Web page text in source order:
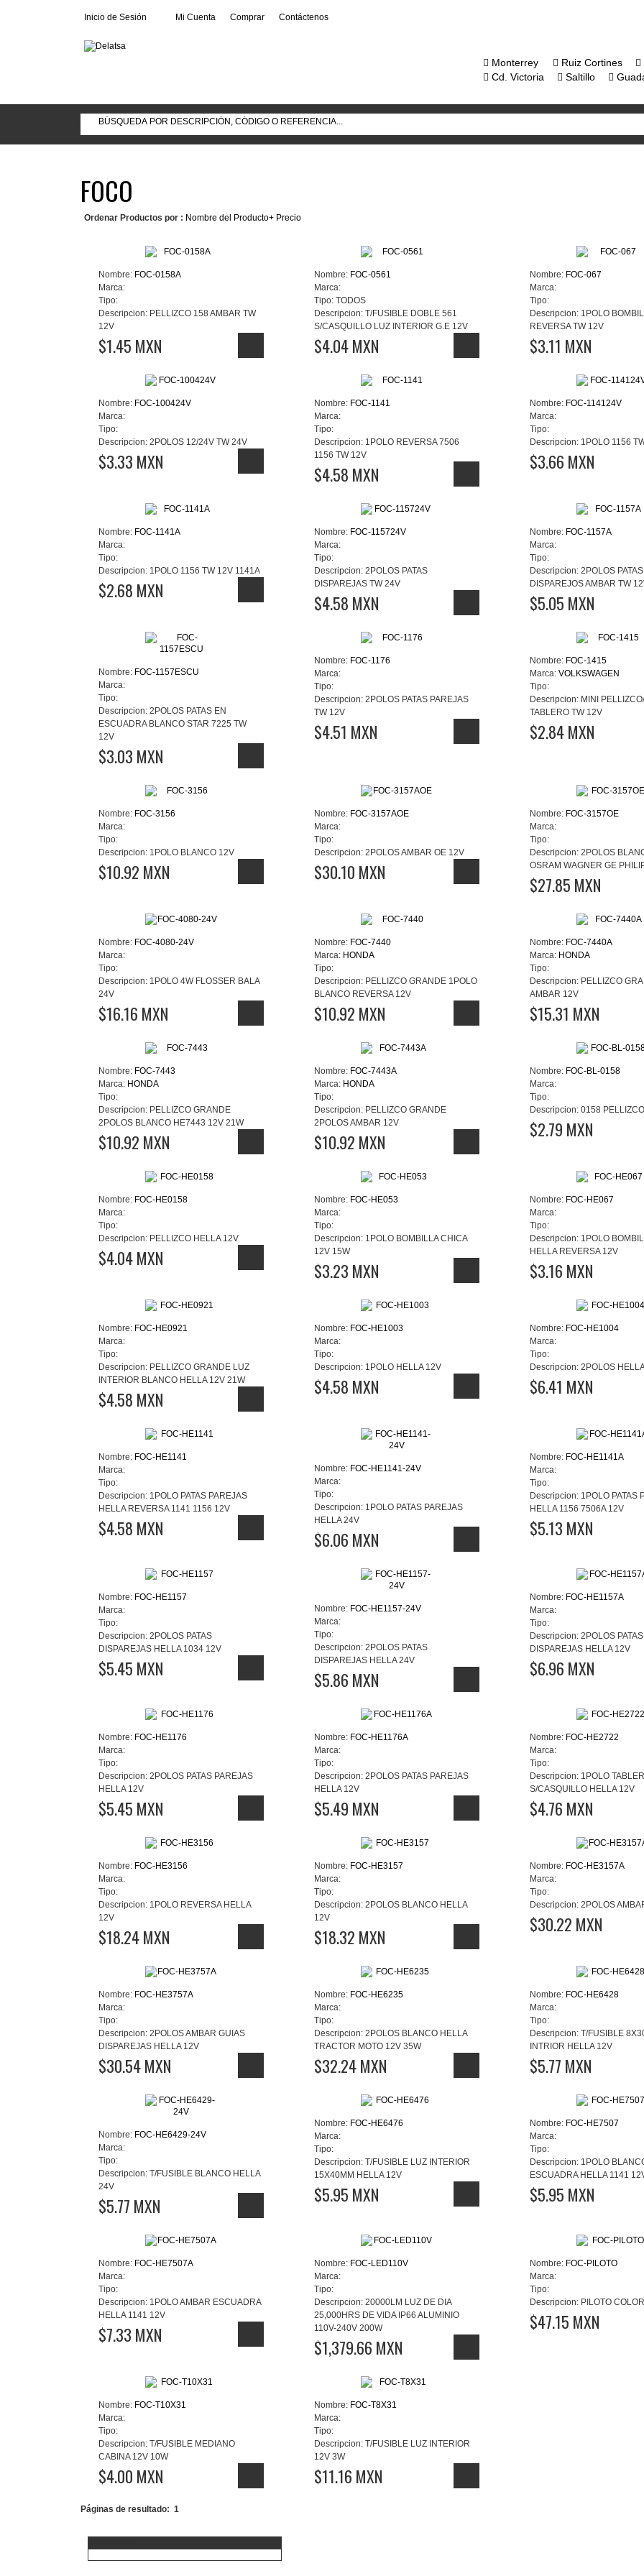
Inicio de Sesión Mi Cuenta Comprar Contáctenos
Monterrey Ruiz Cortines
Cd. Victoria
Saltillo
FOCO
Ordenar Productos por : Nombre del Producto+ Precio
Nombre: FOC-0158A
Marca:
Tipo:
Descripcion: PELLIZCO 158 AMBAR TW
12V
$1.45 MXN
Nombre: FOC-0561
Marca:
Tipo: TODOS
Descripcion: T/FUSIBLE DOBLE 561
S/CASQUILLO LUZ INTERIOR G.E 12V
$4.04 MXN
Nombre: FOC-067
Marca:
Tipo:
Descripcion: 1POLO
REVERSA TW 12V
$3.11 MXN
Nombre: FOC-100424V
Marca:
Tipo:
Descripcion: 2POLOS 12/24V TW 24V
$3.33 MXN
Nombre: FOC-1141
Marca:
Tipo:
Descripcion: 1POLO REVERSA 7506
1156 TW 12V
$4.58 MXN
Nombre: FOC-114124V
Marca:
Tipo:
Descripcion: 1POLO 1156
$3.66 MXN
Nombre: FOC-1141A
Marca:
Tipo:
Descripcion: 1POLO 1156 TW 12V 1141A
$2.68 MXN
Nombre: FOC-115724V
Marca:
Tipo:
Descripcion: 2POLOS PATAS
DISPAREJAS TW 24V
$4.58 MXN
Nombre: FOC-1157A
Marca:
Tipo:
Descripcion: 2POLOS PATAS
DISPAREJOS AMBAR TW
$5.05 MXN
Nombre: FOC-1157ESCU
Marca:
Tipo:
Descripcion: 2POLOS PATAS EN
ESCUADRA BLANCO STAR 7225 TW
12V
$3.03 MXN
Nombre: FOC-1176
Marca:
Tipo:
Descripcion: 2POLOS PATAS PAREJAS
TW 12V
$4.51 MXN
Nombre: FOC-1415
Marca: VOLKSWAGEN
Tipo:
Descripcion: MINI
TABLERO TW 12V
$2.84 MXN
Nombre: FOC-3156
Marca:
Tipo:
Descripcion: 1POLO BLANCO 12V
$10.92 MXN
Nombre: FOC-3157AOE
Marca:
Tipo:
Descripcion: 2POLOS AMBAR OE 12V
$30.10 MXN
Nombre: FOC-3157OE
Marca:
Tipo:
Descripcion: 2POLOS
OSRAM WAGNER GE
$27.85 MXN
Nombre: FOC-4080-24V
Marca:
Tipo:
Descripcion: 1POLO 4W FLOSSER BALA
24V
$16.16 MXN
Nombre: FOC-7440
Marca: HONDA
Tipo:
Descripcion: PELLIZCO GRANDE 1POLO
BLANCO REVERSA 12V
$10.92 MXN
Nombre: FOC-7440A
Marca: HONDA
Tipo:
Descripcion: PELLIZCO
AMBAR 12V
$15.31 MXN
Nombre: FOC-7443
Marca: HONDA
Tipo:
Descripcion: PELLIZCO GRANDE
2POLOS BLANCO HE7443 12V 21W
$10.92 MXN
Nombre: FOC-7443A
Marca: HONDA
Tipo:
Descripcion: PELLIZCO GRANDE
2POLOS AMBAR 12V
$10.92 MXN
Nombre: FOC-BL-0158
Marca:
Tipo:
Descripcion: 0158
$2.79 MXN
Nombre: FOC-HE0158
Marca:
Tipo:
Descripcion: PELLIZCO HELLA 12V
$4.04 MXN
Nombre: FOC-HE053
Marca:
Tipo:
Descripcion: 1POLO BOMBILLA CHICA
12V 15W
$3.23 MXN
Nombre: FOC-HE067
Marca:
Tipo:
Descripcion: 1POLO
HELLA REVERSA 12V
$3.16 MXN
Nombre: FOC-HE0921
Marca:
Tipo:
Descripcion: PELLIZCO GRANDE LUZ
INTERIOR BLANCO HELLA 12V 21W
$4.58 MXN
Nombre: FOC-HE1003
Marca:
Tipo:
Descripcion: 1POLO HELLA 12V
$4.58 MXN
Nombre: FOC-HE1004
Marca:
Tipo:
Descripcion: 2POLOS
$6.41 MXN
Nombre: FOC-HE1141
Marca:
Tipo:
Descripcion: 1POLO PATAS PAREJAS
HELLA REVERSA 1141 1156 12V
$4.58 MXN
Nombre: FOC-HE1141-24V
Marca:
Tipo:
Descripcion: 1POLO PATAS PAREJAS
HELLA 24V
$6.06 MXN
Nombre: FOC-HE1141A
Marca:
Tipo:
Descripcion: 1POLO PATAS
HELLA 1156 7506A 12V
$5.13 MXN
Nombre: FOC-HE1157
Marca:
Tipo:
Descripcion: 2POLOS PATAS
DISPAREJAS HELLA 1034 12V
$5.45 MXN
Nombre: FOC-HE1157-24V
Marca:
Tipo:
Descripcion: 2POLOS PATAS
DISPAREJAS HELLA 24V
$5.86 MXN
Nombre: FOC-HE1157A
Marca:
Tipo:
Descripcion: 2POLOS PATAS
DISPAREJAS HELLA 12V
$6.96 MXN
Nombre: FOC-HE1176
Marca:
Tipo:
Descripcion: 2POLOS PATAS PAREJAS
HELLA 12V
$5.45 MXN
Nombre: FOC-HE1176A
Marca:
Tipo:
Descripcion: 2POLOS PATAS PAREJAS
HELLA 12V
$5.49 MXN
Nombre: FOC-HE2722
Marca:
Tipo:
Descripcion: 1POLO
S/CASQUILLO HELLA 12V
$4.76 MXN
Nombre: FOC-HE3156
Marca:
Tipo:
Descripcion: 1POLO REVERSA HELLA
12V
$18.24 MXN
Nombre: FOC-HE3157
Marca:
Tipo:
Descripcion: 2POLOS BLANCO HELLA
12V
$18.32 MXN
Nombre: FOC-HE3157A
Marca:
Tipo:
Descripcion: 2POLOS
$30.22 MXN
Nombre: FOC-HE3757A
Marca:
Tipo:
Descripcion: 2POLOS AMBAR GUIAS
DISPAREJAS HELLA 12V
$30.54 MXN
Nombre: FOC-HE6235
Marca:
Tipo:
Descripcion: 2POLOS BLANCO HELLA
TRACTOR MOTO 12V 35W
$32.24 MXN
Nombre: FOC-HE6428
Marca:
Tipo:
Descripcion: T/FUSIBLE
INTRIOR HELLA 12V
$5.77 MXN
Nombre: FOC-HE6429-24V
Marca:
Tipo:
Descripcion: T/FUSIBLE BLANCO HELLA
24V
$5.77 MXN
Nombre: FOC-HE6476
Marca:
Tipo:
Descripcion: T/FUSIBLE LUZ INTERIOR
15X40MM HELLA 12V
$5.95 MXN
Nombre: FOC-HE7507
Marca:
Tipo:
Descripcion: 1POLO
ESCUADRA HELLA 1141
$5.95 MXN
Nombre: FOC-HE7507A
Marca:
Tipo:
Descripcion: 1POLO AMBAR ESCUADRA
HELLA 1141 12V
$7.33 MXN
Nombre: FOC-LED110V
Marca:
Tipo:
Descripcion: 20000LM LUZ DE DIA
25,000HRS DE VIDA IP66 ALUMINIO
110V-240V 200W
$1,379.66 MXN
Nombre: FOC-PILOTO
Marca:
Tipo:
Descripcion: PILOTO
$47.15 MXN
Nombre: FOC-T10X31
Marca:
Tipo:
Descripcion: T/FUSIBLE MEDIANO
CABINA 12V 10W
$4.00 MXN
Nombre: FOC-T8X31
Marca:
Tipo:
Descripcion: T/FUSIBLE LUZ INTERIOR
12V 3W
$11.16 MXN
Páginas de resultado: 1